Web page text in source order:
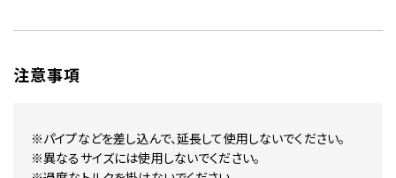
注意事項
※パイプなどを差し込んで、延長して使用しないでください。
※異なるサイズには使用しないでください。